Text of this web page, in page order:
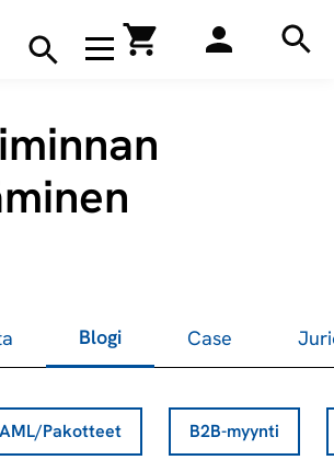
Avaa navigaatio
Hae
Blogi Case
AML/Pakotteet B2B-myynti